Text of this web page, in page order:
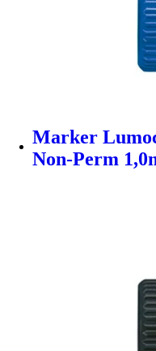
Marker
Non-Perm